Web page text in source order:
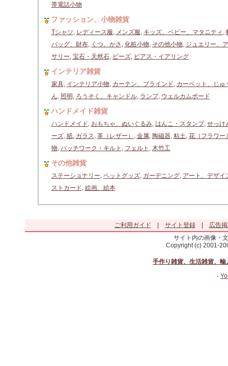
帯電話小物
ファッション、小物雑貨
Tシャツ, レディース服, メンズ服, キッズ、ベビー、マタニティ ,
バッグ、財布, くつ、かさ , 化粧小物, その他小物, ジュエリー、
サリー, 宝石・天然石, ビーズ, ピアス・イアリング
インテリア雑貨
家具, インテリア小物, カーテン、ブラインド, カーペット、じゅ
ん, 照明 , ろうそく、キャンドル, ランプ, ウェルカムボード
ハンドメイド雑貨
ハンドメイド, おもちゃ、ぬいぐるみ, はんこ・スタンプ, せっけ
ーズ, 紙, ガラス, 革（レザー） , 金属, 陶磁器, 粘土, 花（フラワー
物, パッチワーク・キルト , フェルト , 木竹工
その他雑貨
ステーショナリー, ペットグッズ, ガーデニング, アート、デザイ
ストカード, 絵画、絵本
ご利用ガイド サイト登録|
広告
サイト内の画像・
Copyright (c) 2001-
手作り雑貨、生活雑貨、
-